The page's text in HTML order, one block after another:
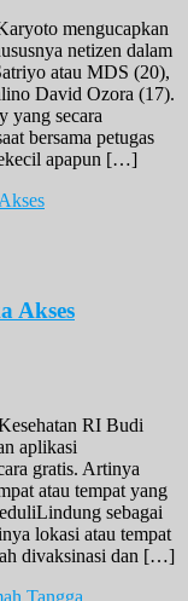
mengucapkan
netizen dalam
atau MDS (20),
David Ozora (17).
yang secara
bersama petugas
apapun […]
Akses
RI Budi
aplikasi
gratis. Artinya
atau tempat yang
sebagai
lokasi atau tempat
divaksinasi dan […]